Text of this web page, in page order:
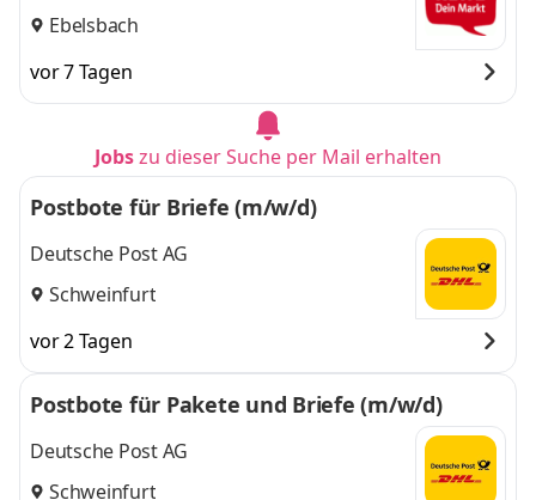
Ebelsbach
vor 7 Tagen
Jobszu dieser Suche per Mail erhalten
Postbote für Briefe (m/w/d)
Deutsche Post AG
Schweinfurt
vor 2 Tagen
Postbote für Pakete und Briefe (m/w/d)
Deutsche Post AG
Schweinfurt